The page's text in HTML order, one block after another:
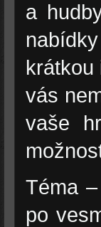
a
krátkou
vás
vaše
Téma
po